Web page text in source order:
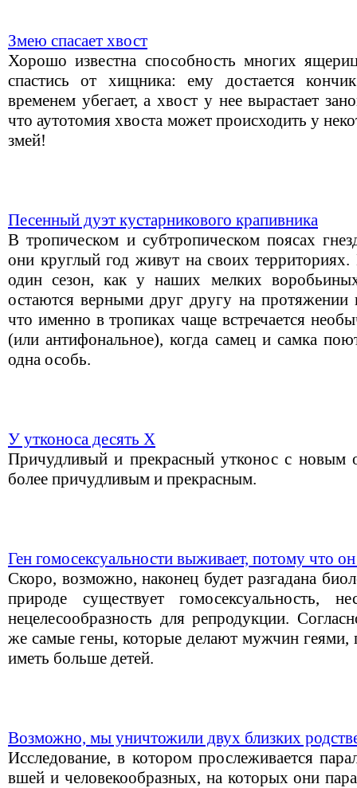
Змею спасает хвост
Хорошо известна способность многих
спастись от хищника: ему достается
временем убегает, а хвост у нее вырастает
что аутотомия хвоста может происходить у
змей!
Песенный дуэт кустарникового крапивника
В тропическом и субтропическом поясах
они круглый год живут на своих
один сезон, как у наших мелких
остаются верными друг другу на протяжении
что именно в тропиках чаще встречается
(или антифональное), когда самец и самка
одна особь.
У утконоса десять Х
Причудливый и прекрасный утконос с новым
более причудливым и прекрасным.
Ген гомосексуальности выживает, потому что
Скоро, возможно, наконец будет разгадана
природе существует гомосексуальность,
нецелесообразность для репродукции.
же самые гены, которые делают мужчин геями,
иметь больше детей.
Возможно, мы уничтожили двух близких
Исследование, в котором прослеживается
вшей и человекообразных, на которых они